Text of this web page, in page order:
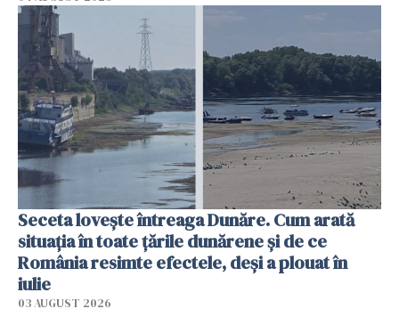
Seceta lovește întreaga Dunăre. Cum arată
situația în toate țările dunărene și de ce
România resimte efectele, deși a plouat în
iulie
03 AUGUST 2026